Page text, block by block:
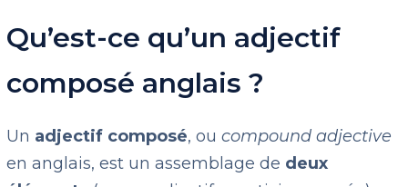
Qu’est-ce qu’un adjectif
composé anglais ?
Un adjectif composé, oucompound adjective
en anglais, est un assemblage de deux